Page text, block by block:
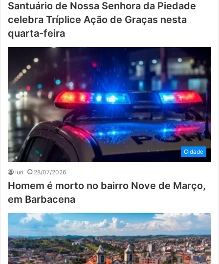
Santuário de Nossa Senhora da Piedade
celebra Tríplice Ação de Graças nesta
quarta-feira
Cidade
Iuri 28/07/2026
Homem é morto no bairro Nove de Março,
em Barbacena